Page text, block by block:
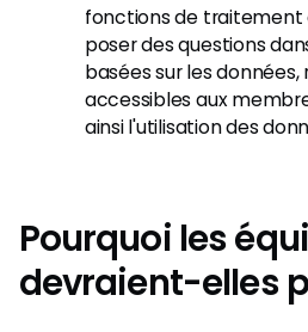
fonctions de traitement
poser des questions
basées sur les
accessibles aux
ainsi l'utilisation des
Pourquoi les
devraient-elles